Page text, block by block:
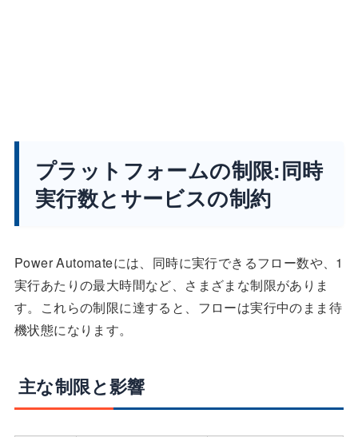
プラットフォームの制限:同時
実行数とサービスの制約
Power Automateには、同時に実行できるフロー数や、1
実行あたりの最大時間など、さまざまな制限がありま
す。これらの制限に達すると、フローは実行中のまま待
機状態になります。
主な制限と影響